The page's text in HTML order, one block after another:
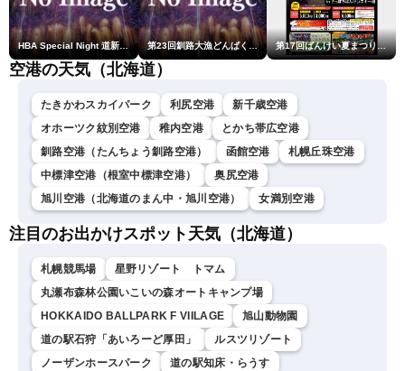
HBA Special Night 道新・秋華火（はなび） 第23回釧路大漁どんぱく花火大会 ～道新・光と音のファンタジー～ 第17回ばんけい夏まつり大花火大会
空港の天気（北海道）
たきかわスカイパーク 利尻空港
新千歳空港
オホーツク紋別空港
稚内空港
とかち帯広空港
釧路空港（たんちょう釧路空港）
函館空港
札幌丘珠空港
中標津空港（根室中標津空港）
奥尻空港
旭川空港（北海道のまん中・旭川空港）
女満別空港
注目のお出かけスポット天気（北海道）
札幌競馬場
星野リゾート トマム
丸瀬布森林公園いこいの森オートキャンプ場
HOKKAIDO BALLPARK F VIILAGE
旭山動物園
道の駅石狩「あいろーど厚田」
ルスツリゾート
ノーザンホースパーク
道の駅知床・らうす